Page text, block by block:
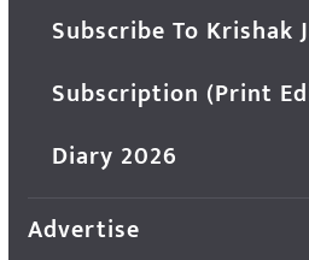
Subscribe To Krishak
Subscription (Print
Diary 2026
Advertise